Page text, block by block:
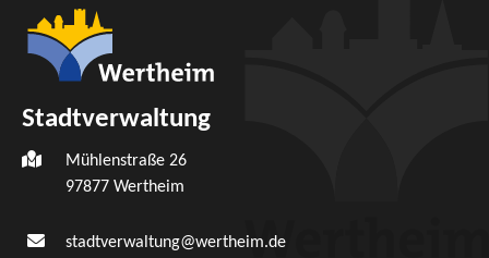
Stadtverwaltung
Mühlenstraße 26
97877 Wertheim
stadtverwaltung@wertheim.de